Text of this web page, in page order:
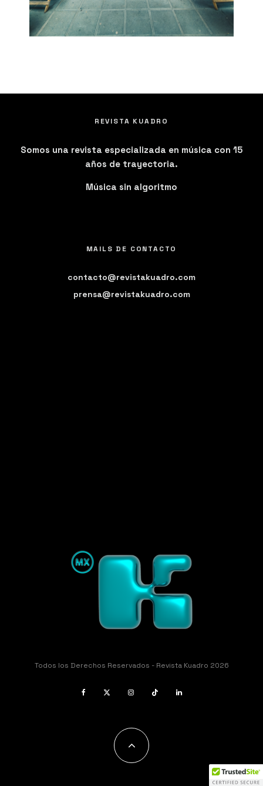
REVISTA KUADRO
Somos una revista especializada en música con 15
años de trayectoria.
Música sin algoritmo
MAILS DE CONTACTO
contacto@revistakuadro.com
prensa@revistakuadro.com
Todos los Derechos Reservados - Revista Kuadro 2026